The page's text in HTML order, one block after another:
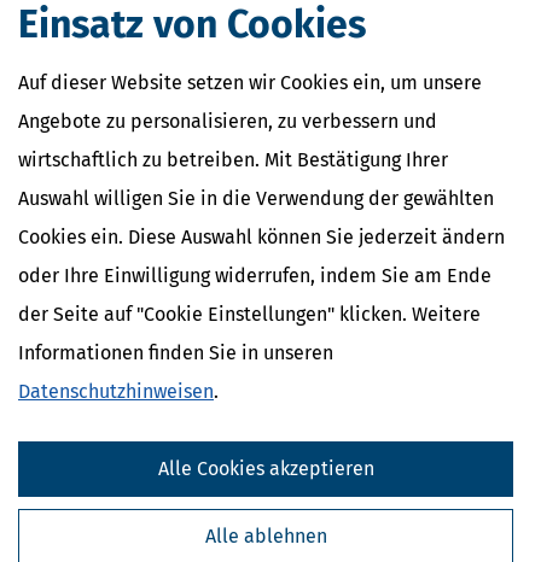
Einsatz von Cookies
Auf dieser Website setzen wir Cookies ein, um unsere
Angebote zu personalisieren, zu verbessern und
wirtschaftlich zu betreiben. Mit Bestätigung Ihrer
Auswahl willigen Sie in die Verwendung der gewählten
Cookies ein. Diese Auswahl können Sie jederzeit ändern
oder Ihre Einwilligung widerrufen, indem Sie am Ende
der Seite auf "Cookie Einstellungen" klicken. Weitere
Informationen finden Sie in unseren
Datenschutzhinweisen.
Alle ablehnen
Alle Cookies akzeptieren
Arbeitgeber
Arbeitnehmer
Lohnsteuer
Kostenlose Steuertipps & News